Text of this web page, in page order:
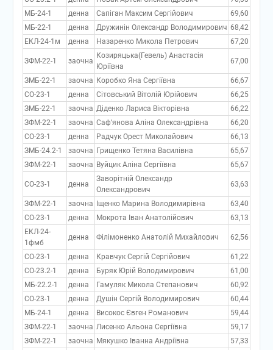
МБ-24-1
денна Сапіган Максим Сергійович
69,60
МБ-22-1
денна Дружинін Олександр Володимирович 68,42
ЕКЛ-24-1м
денна Назаренко Микола Петрович 67,20
ЗФМ-22-1 заочна
Козиряцька(Гевель) Анастасія
Юріївна
67,00
ЗМБ-22-1 заочна Коробко Яна Сергіївна
66,67
СО-23-1
денна Сітовський Вітолій Юрійович
66,25
ЗМБ-22-1
заочна Діденко Лариса Вікторівна
66,22
ЗФМ-22-1
заочна Саф’янова Аліна Олександрівна
66,20
СО-23-1
денна Радчук Орест Миколайович
66,13
ЗМБ-24.2-1
заочна Грищенко Тетяна Василівна
65,67
ЗФМ-22-1
заочна Вуйцик Аліна Сергіївна 65,67
СО-23-1 денна
Заворітній Олександр
Олександрович
63,63
ЗФМ-22-1 заочна Іщенко Марина Володимирівна
63,40
СО-23-1
денна Мокрота Іван Анатолійович
63,13
ЕКЛ-24-
1фмб
денна Філімоненко Анатолій Михайлович 62,56
СО-23-1 денна Кравчук Сергій Сергійович
61,22
СО-23.2-1
денна Буряк Юрій Володимирович
61,00
МБ-22.2-1
денна Гамуляк Микола Степанович
60,92
СО-23-1
денна Душін Сергій Володимирович
60,44
МБ-24-1
денна Високос Євген Романович
59,44
ЗФМ-22-1
заочна Лисенко Альона Сергіївна
59,17
ЗФМ-22-1
заочна Мякушко Іванна Андріївна 57,33